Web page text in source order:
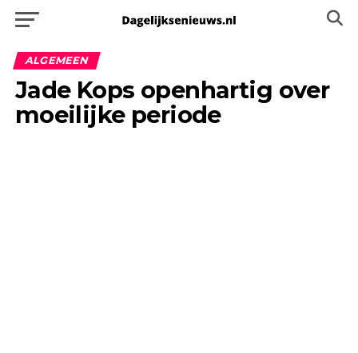
ALGEMEEN
Jade Kops openhartig over
moeilijke periode